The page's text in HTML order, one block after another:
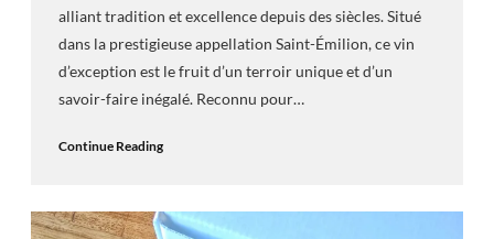
alliant tradition et excellence depuis des siècles. Situé
dans la prestigieuse appellation Saint-Émilion, ce vin
d’exception est le fruit d’un terroir unique et d’un
savoir-faire inégalé. Reconnu pour…
Continue Reading